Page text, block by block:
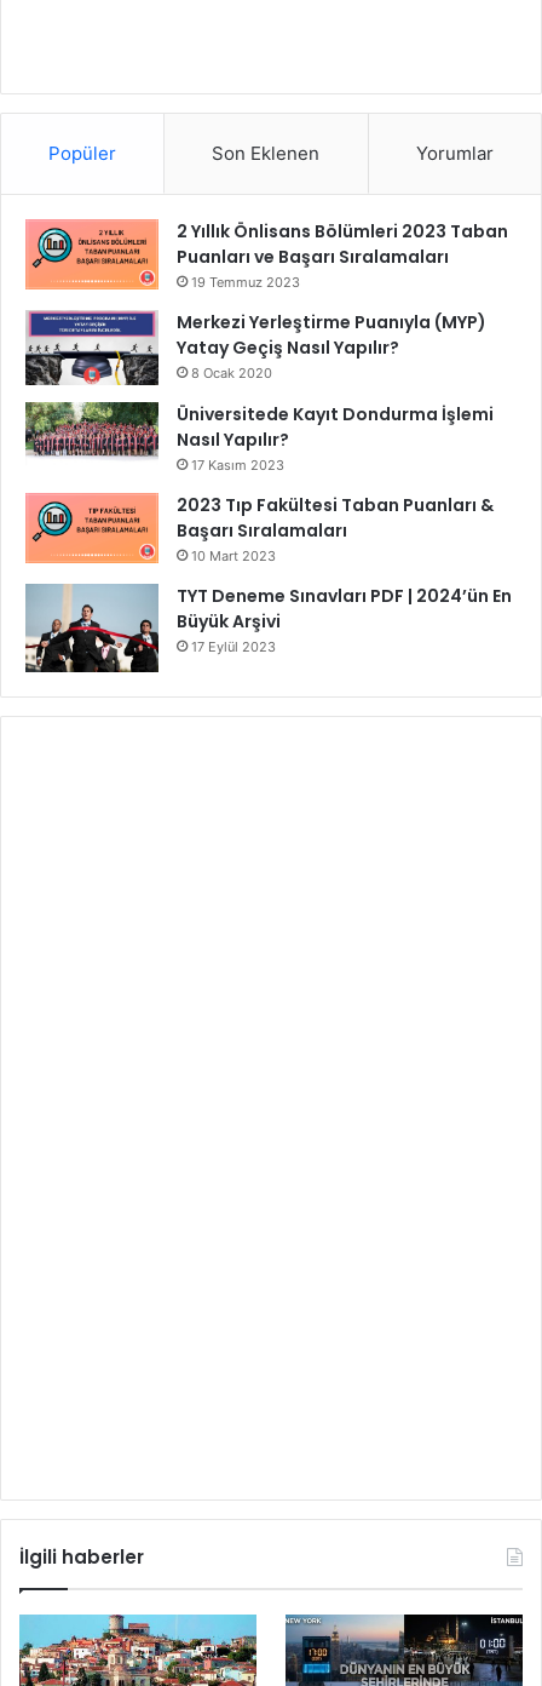
Popüler Son Eklenen Yorumlar
2 Yıllık Önlisans Bölümleri 2023 Taban
Puanları ve Başarı Sıralamaları
19 Temmuz 2023
Merkezi Yerleştirme Puanıyla (MYP)
Yatay Geçiş Nasıl Yapılır?
8 Ocak 2020
Üniversitede Kayıt Dondurma İşlemi
Nasıl Yapılır?
17 Kasım 2023
2023 Tıp Fakültesi Taban Puanları &
Başarı Sıralamaları
10 Mart 2023
TYT Deneme Sınavları PDF | 2024’ün En
Büyük Arşivi
17 Eylül 2023
İlgili haberler